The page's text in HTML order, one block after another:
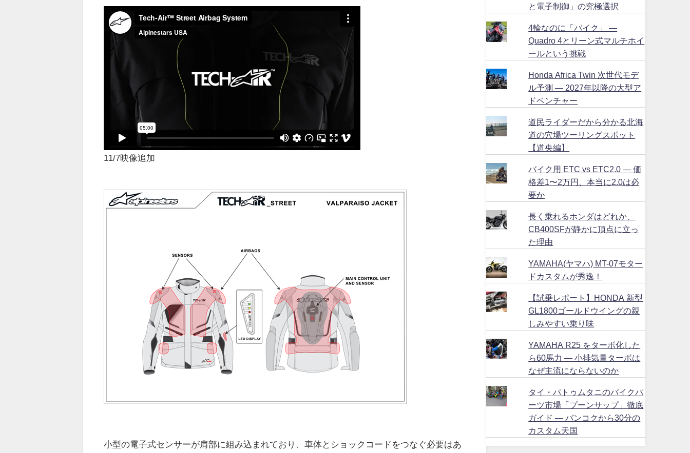
11/7映像追加
小型の電子式センサーが肩部に組み込まれており、車体とショックコードをつなぐ必要はあ
と電子制御」の究極選択
4輪なのに「バイク」 ―
Quadro 4とリーン式マルチホイ
ールという挑戦
Honda Africa Twin 次世代モデ
ル予測 ― 2027年以降の大型ア
ドベンチャー
道民ライダーだから分かる北海
道の穴場ツーリングスポット
【道央編】
バイク用 ETC vs ETC2.0 ― 価
格差1〜2万円、本当に2.0は必
要か
長く乗れるホンダはどれか、
CB400SFが静かに頂点に立っ
た理由
YAMAHA(ヤマハ) MT-07モター
ドカスタムが秀逸！
【試乗レポート】HONDA 新型
GL1800ゴールドウイングの親
しみやすい乗り味
YAMAHA R25 をターボ化した
ら60馬力 ― 小排気量ターボは
なぜ主流にならないのか
タイ・パトゥムタニのバイクパ
ーツ市場「プーンサップ」徹底
ガイド ― バンコクから30分の
カスタム天国